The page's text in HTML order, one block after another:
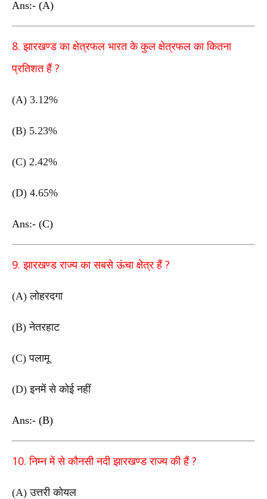
Ans:- (A)
8.झारखण्ड का क्षेत्रफल भारत के कुल क्षेत्रफल का कितना
प्रतिशत हैं ?
(A) 3.12%
(B) 5.23%
(C) 2.42%
(D) 4.65%
Ans:- (C)
9.झारखण्ड राज्य का सबसे ऊंचा क्षेत्र हैं ?
(A)लोहरदगा
(B)नेतरहाट
(C)पलामू
(D)इनमें से कोई नहीं
Ans:- (B)
10.निम्न में से कौनसी नदी झारखण्ड राज्य की हैं ?
(A)उत्तरी कोयल